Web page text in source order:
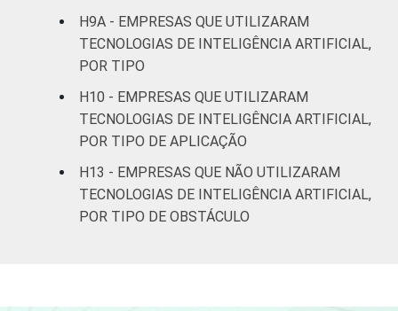
Estudos para o Desenvolvimento da
Sociedade da Informação (Cetic.br),
Pesquisa sobre o uso das tecnologias de
Informação e comunicação nas empresas
brasileiras - TIC Empresas 2023.
¹Este indicador foi coletado somente entre
as empresas que possuem área ou
departamento de TI. Para fins de divulgação,
são apresentados os resultados pelo total
de empresas.
H9A - EMPRESAS QUE UTILIZARAM
TECNOLOGIAS DE INTELIGÊNCIA ARTIFICIAL,
POR TIPO
H10 - EMPRESAS QUE UTILIZARAM
TECNOLOGIAS DE INTELIGÊNCIA ARTIFICIAL,
POR TIPO DE APLICAÇÃO
H13 - EMPRESAS QUE NÃO UTILIZARAM
TECNOLOGIAS DE INTELIGÊNCIA ARTIFICIAL,
POR TIPO DE OBSTÁCULO